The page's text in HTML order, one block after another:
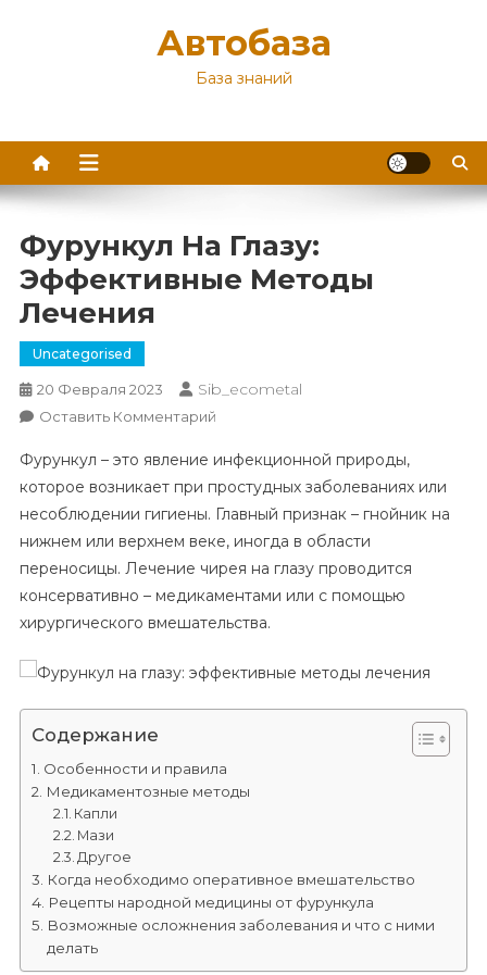
Автобаза
База знаний
Фурункул На Глазу:
Эффективные Методы
Лечения
Uncategorised
20 Февраля 2023 Sib_ecometal
Оставить КомментарийК
На
Глазу:
Эффективные
Методы
Лечения
Фурункул – это явление инфекционной природы,
которое возникает при простудных заболеваниях или
несоблюдении гигиены. Главный признак – гнойник на
нижнем или верхнем веке, иногда в области
переносицы. Лечение чирея на глазу проводится
консервативно – медикаментами или с помощью
хирургического вмешательства.
Содержание
Особенности и правила
Медикаментозные методы
Капли
Мази
Другое
Когда необходимо оперативное вмешательство
Рецепты народной медицины от фурункула
Возможные осложнения заболевания и что с ними
делать